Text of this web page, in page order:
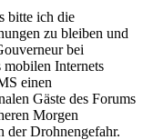
bitte ich die
zu bleiben und
bei
mobilen Internets
einen
Gäste des Forums
Morgen
der Drohnengefahr.